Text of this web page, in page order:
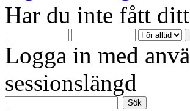
Har du inte fått ditt
Logga in med
sessionslängd